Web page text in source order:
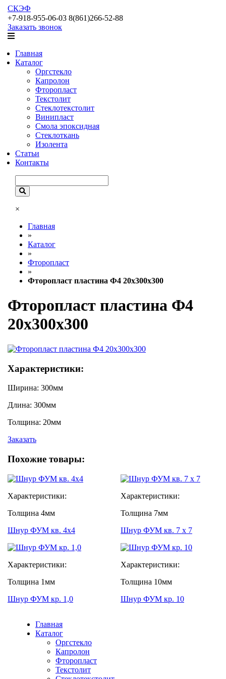
СКЭФ
+7-918-955-06-03 8(861)266-52-88
Заказать звонок
Главная
Каталог
Оргстекло
Капролон
Фторопласт
Текстолит
Стеклотекстолит
Винипласт
Смола эпоксидная
Стеклоткань
Изолента
Статьи
Контакты
×
Главная
»
Каталог
»
Фторопласт
»
Фторопласт пластина Ф4 20х300х300
Фторопласт пластина Ф4
20х300х300
Характеристики:
Ширина: 300мм
Длина: 300мм
Толщина: 20мм
Заказать
Похожие товары:
Характеристики:
Толщина 4мм
Шнур ФУМ кв. 4х4
Характеристики:
Толщина 7мм
Шнур ФУМ кв. 7 х 7
Характеристики:
Толщина 1мм
Шнур ФУМ кр. 1,0
Характеристики:
Толщина 10мм
Шнур ФУМ кр. 10
Главная
Каталог
Оргстекло
Капролон
Фторопласт
Текстолит